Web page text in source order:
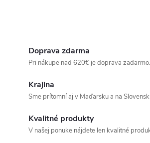
Doprava zdarma
Pri nákupe nad 620€ je doprava zadarmo.
Krajina
Sme prítomní aj v Maďarsku a na
Kvalitné produkty
V našej ponuke nájdete len kvalitné